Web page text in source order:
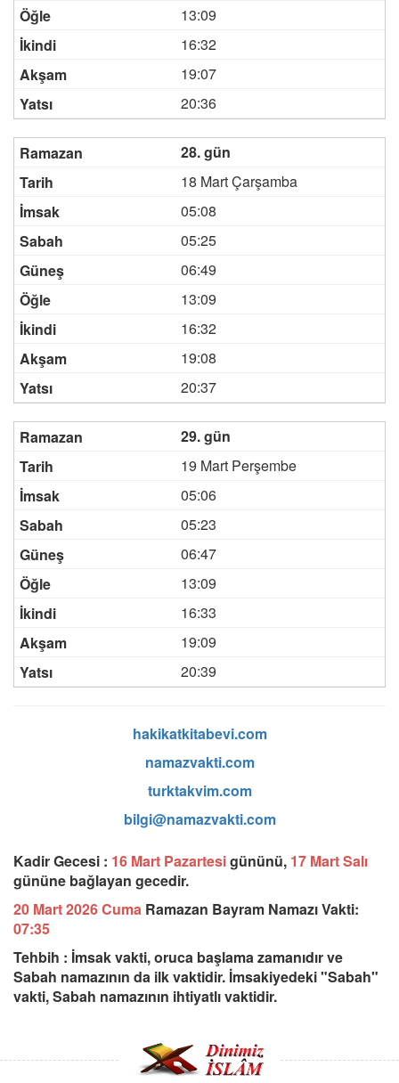
13:09
16:32
19:07
20:36
28. gün
18 Mart Çarşamba
05:08
05:25
06:49
13:09
16:32
19:08
20:37
29. gün
19 Mart Perşembe
05:06
05:23
06:47
13:09
16:33
19:09
20:39
hakikatkitabevi.com
namazvakti.com
turktakvim.com
bilgi@namazvakti.com
Kadir Gecesi : 16 Mart Pazartesigününü, 17 Mart Salı
gününe bağlayan gecedir.
20 Mart 2026 Cuma Ramazan Bayram Namazı Vakti:
07:35
Tehbih : İmsak vakti, oruca başlama zamanıdır ve
Sabah namazının da ilk vaktidir. İmsakiyedeki "Sabah"
vakti, Sabah namazının ihtiyatlı vaktidir.